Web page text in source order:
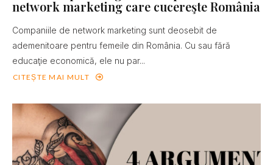
network marketing care cucereşte România
Companiile de network marketing sunt deosebit de
ademenitoare pentru femeile din România. Cu sau fără
educaţie economică, ele nu par...
CITEȘTE MAI MULT